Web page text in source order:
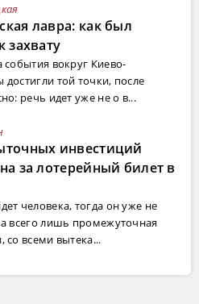
лавра: как был
захвату
события вокруг Киево-
той точки, после
речь идет уже не о в...
инвестиций
за лотерейный билет в
человека, тогда он уже не
всего лишь промежуточная
со всеми вытека...